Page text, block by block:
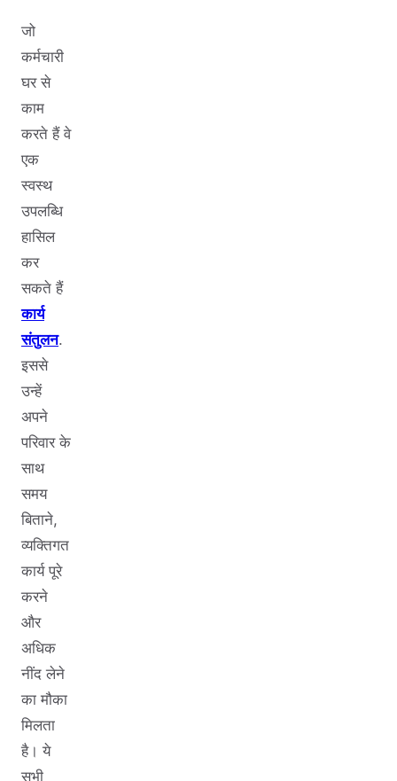
जो
कर्मचारी
घर से
काम
करते हैं वे
एक
स्वस्थ
उपलब्धि
हासिल
कर
सकते हैं
कार्य
संतुलन.
इससे
उन्हें
अपने
परिवार के
साथ
समय
बिताने,
व्यक्तिगत
कार्य पूरे
करने
और
अधिक
नींद लेने
का मौका
मिलता
है। ये
सभी